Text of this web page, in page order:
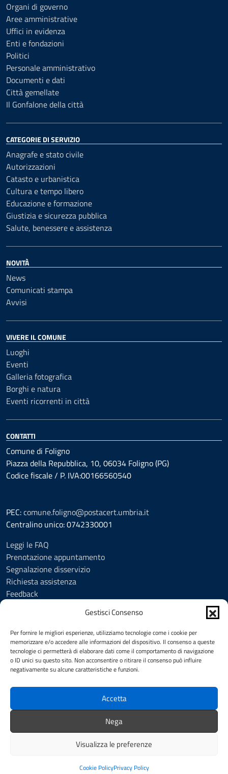
Gestisci Consenso
Per fornire le migliori esperienze, utilizziamo tecnologie come i cookie per
memorizzare e/o accedere alle informazioni del dispositivo. Il consenso a queste
tecnologie ci permetterà di elaborare dati come il comportamento di navigazione
o ID unici su questo sito. Non acconsentire o ritirare il consenso può influire
negativamente su alcune caratteristiche e funzioni.
Accetta
Nega
Visualizza le preferenze
Cookie PolicyPrivacy Policy
Organi di governo
Aree amministrative
Uffici in evidenza
Enti e fondazioni
Politici
Personale amministrativo
Documenti e dati
Città gemellate
Il Gonfalone della città
CATEGORIE DI SERVIZIO
Anagrafe e stato civile
Autorizzazioni
Catasto e urbanistica
Cultura e tempo libero
Educazione e formazione
Giustizia e sicurezza pubblica
Salute, benessere e assistenza
NOVITÀ
News
Comunicati stampa
Avvisi
VIVERE IL COMUNE
Luoghi
Eventi
Galleria fotografica
Borghi e natura
Eventi ricorrenti in città
CONTATTI
Comune di Foligno
Piazza della Repubblica, 10, 06034 Foligno (PG)
Codice fiscale / P. IVA:00166560540
PEC:comune.foligno@postacert.umbria.it
Centralino unico: 0742330001
Leggi le FAQ
Prenotazione appuntamento
Segnalazione disservizio
Richiesta assistenza
Feedback
Informativa privacy
Cookie Policy (UE)
Social Media Policy
Note legali
SEGUICI SU
Facebook YouTube
Redazione Mappa del sito